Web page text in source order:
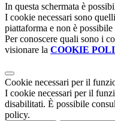
In questa schermata è
I cookie necessari sono
piattaforma e non è
Per conoscere quali sono i
visionare la COOKIE
Cookie necessari per il
I cookie necessari per il
disabilitati. È possibile
policy.